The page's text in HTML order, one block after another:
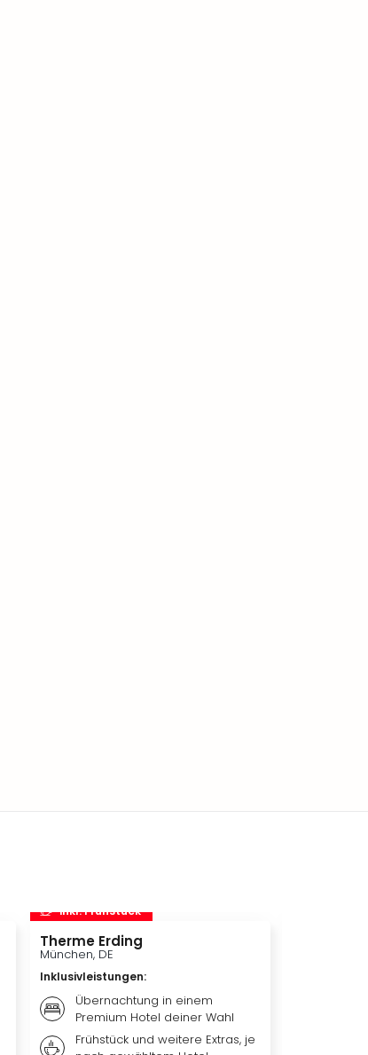
inkl. Frühstück
Therme Erding
München, DE
Inklusivleistungen:
Übernachtung in einem
Premium Hotel deiner Wahl
Frühstück und weitere Extras, je